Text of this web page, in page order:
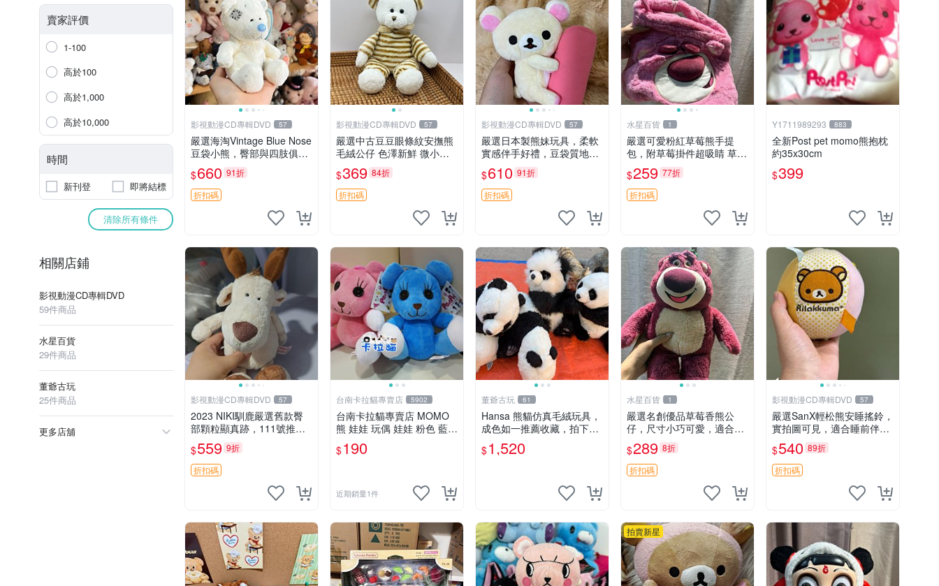
賣家評價
1-100
高於100
高於1,000
高於10,000
時間
新刊登 即將結標
清除所有條件
相關店鋪
影視動漫CD專輯DVD
59件商品
水星百貨
29件商品
董爺古玩
25件商品
更多店舖
影視動漫CD專輯DVD 57
嚴選海淘Vintage Blue Nose
豆袋小熊，臀部與四肢俱
全，坐高11公分，附原盒與
吊牌收藏。藍鼻子小熊，值
得擁有 玩具 憶熊
$660 91折
折扣碼
影視動漫CD專輯DVD 57
嚴選中古豆豆眼條紋安撫熊
毛絨公仔 色澤新鮮 微小瑕
疵可收藏 中古 安撫熊 條紋
公仔
$369 84折
折扣碼
影視動漫CD專輯DVD 57
嚴選日本製熊妹玩具，柔軟
實感伴手好禮，豆袋質地手
感佳，抱枕小熊 recom 推薦
白色豆袋 玩具
$610 91折
折扣碼
水星百貨 1
嚴選可愛粉紅草莓熊手提
包，附草莓掛件超吸睛 草莓
熊手提包 草莓掛件 可愛port
unese
$259 77折
折扣碼
Y1711989293 883
全新Post pet momo熊抱枕
約35x30cm
$399
影視動漫CD專輯DVD 57
2023 NIKI馴鹿嚴選舊款臀
部顆粒顯真跡，111號推薦
珍藏品 馴鹿 舊款 尾巴顆粒
$559 9折
折扣碼
台南卡拉貓專賣店 5902
台南卡拉貓專賣店 MOMO
熊 娃娃 玩偶 娃娃 粉色 藍色
2色分售
$190
近期銷量1件
董爺古玩 61
Hansa 熊貓仿真毛絨玩具，
成色如一推薦收藏，拍下無
疑心 熊貓 毛絨玩具 收藏
$1,520
水星百貨 1
嚴選名創優品草莓香熊公
仔，尺寸小巧可愛，適合收
藏賞玩 30cm 玩具 公仔 草
莓熊
$289 8折
折扣碼
影視動漫CD專輯DVD 57
嚴選SanX輕松熊安睡搖鈴，
實拍圖可見，適合睡前伴
侶， Picks安撫好物 0325
懸吊 電腦
$540 89折
折扣碼
拍賣新星